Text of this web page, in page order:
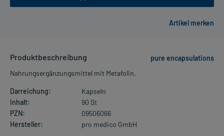
Produktbeschreibung
pure encapsulations
Nahrungsergänzungsmittel mit Metafolin.
Darreichung:
Kapseln
Inhalt:
90 St
PZN:
09506066
Hersteller:
pro medico GmbH